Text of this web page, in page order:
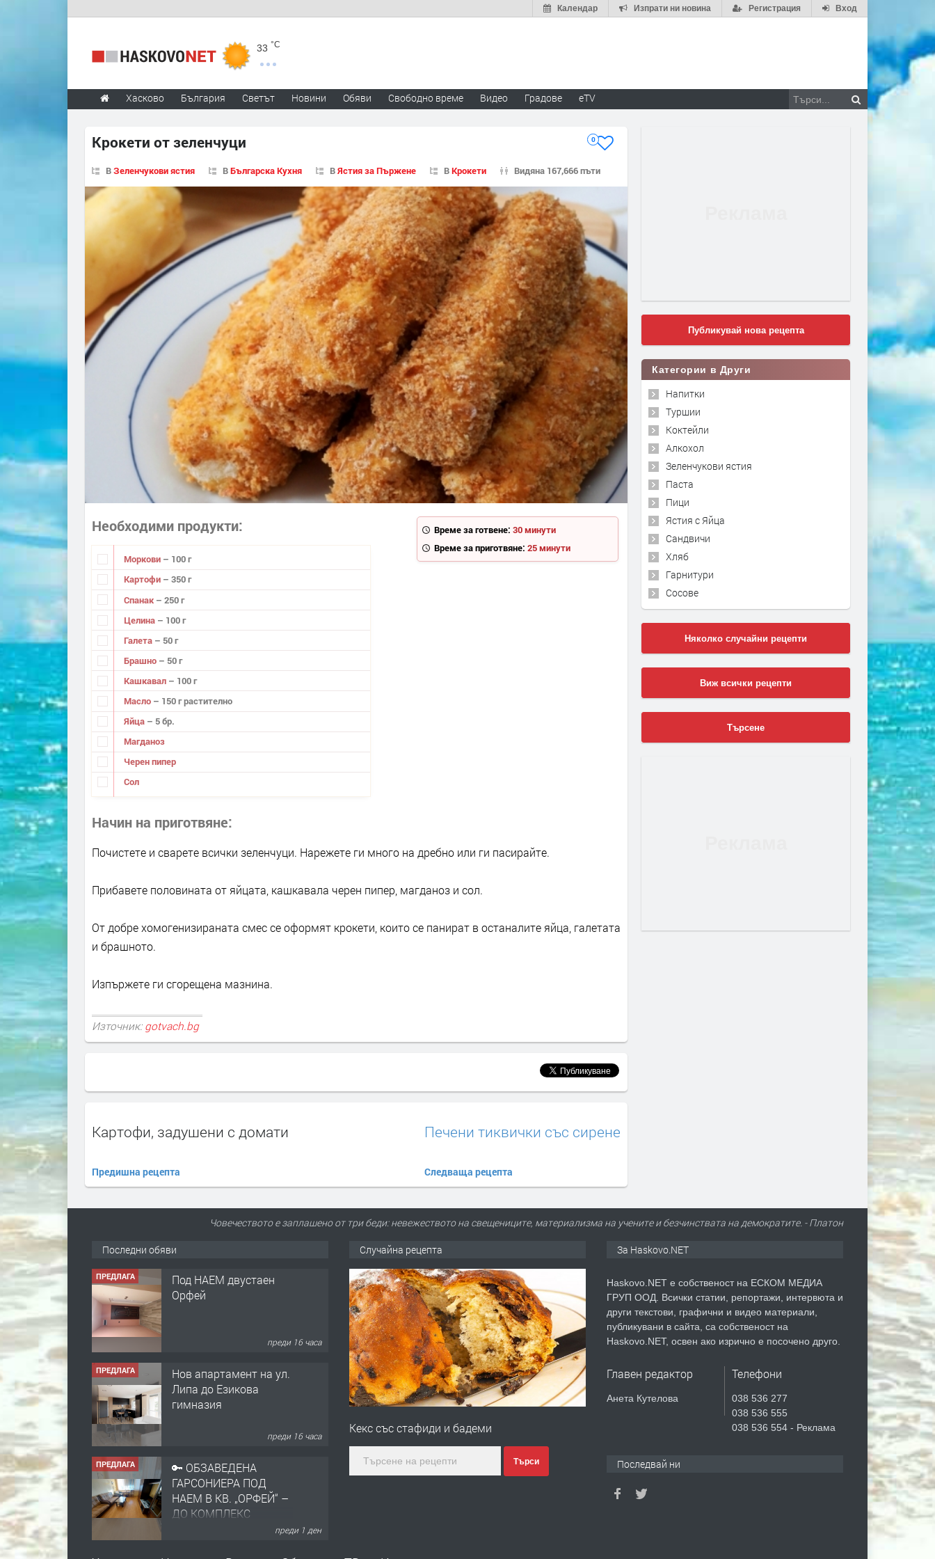
Вход
Регистрация
Изпрати ни новина
Календар
33 °C
Хасково България Светът Новини Обяви Свободно време Видео Градове eTV
Крокети от зеленчуци 0
ВЗеленчукови ястия ВБългарска Кухня ВЯстия за Пържене ВКрокети Видяна 167,666 пъти
Време за готвене: 30 минути
Време за приготвяне: 25 минути
Необходими продукти
Моркови – 100 г
Картофи – 350 г
Спанак – 250 г
Целина – 100 г
Галета – 50 г
Брашно – 50 г
Кашкавал – 100 г
Масло – 150 г растително
Яйца – 5 бр.
Магданоз
Черен пипер
Сол
Начин на приготвяне
Почистете и сварете всички зеленчуци. Нарежете ги много на дребно или ги пасирайте.
Прибавете половината от яйцата, кашкавала черен пипер, магданоз и сол.
От добре хомогенизираната смес се оформят крокети, които се панират в останалите яйца, галетата
и брашното.
Изпържете ги сгорещена мазнина.
Източник: gotvach.bg
Картофи, задушени с домати
Предишна рецепта
Печени тиквички със сирене
Следваща рецепта
Публикувай нова рецепта
Категории в Други
Напитки
Туршии
Коктейли
Алкохол
Зеленчукови ястия
Паста
Пици
Ястия с Яйца
Сандвичи
Хляб
Гарнитури
Сосове
Няколко случайни рецепти
Виж всички рецепти
Търсене
Човечеството е заплашено от три беди: невежеството на свещениците, материализма на учените и безчинствата на демократите. - Платон
Последни обяви
ПРЕДЛАГА
Под НАЕМ двустаен
Орфей
преди 16 часа
ПРЕДЛАГА
Нов апартамент на ул.
Липа до Езикова
гимназия
преди 16 часа
ПРЕДЛАГА
🔑 ОБЗАВЕДЕНА
ГАРСОНИЕРА ПОД
НАЕМ В КВ. „ОРФЕЙ“ –
ДО КОМПЛЕКС
преди 1 ден
Случайна рецепта
Кекс със стафиди и бадеми
Търси
За Haskovo.NET
Haskovo.NET е собственост на ЕСКОМ МЕДИА
ГРУП ООД. Всички статии, репортажи, интервюта и
други текстови, графични и видео материали,
публикувани в сайта, са собственост на
Haskovo.NET, освен ако изрично е посочено друго.
Главен редактор
Анета Кутелова
Телефони
038 536 277
038 536 555
038 536 554 - Реклама
Последвай ни